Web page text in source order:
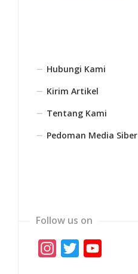
Hubungi Kami
Kirim Artikel
Tentang Kami
Pedoman Media Siber
Follow us on
Instagram
Twitter